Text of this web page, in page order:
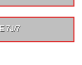
7J/7